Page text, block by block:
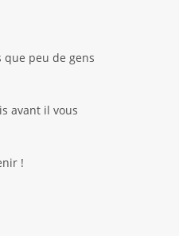
peu de gens
avant il vous
!